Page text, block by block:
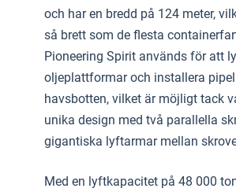
och har en bredd på 124 meter,
så brett som de flesta
Pioneering Spirit används för att
oljeplattformar och installera
havsbotten, vilket är möjligt tack
unika design med två parallella
gigantiska lyftarmar mellan
Med en lyftkapacitet på 48 000